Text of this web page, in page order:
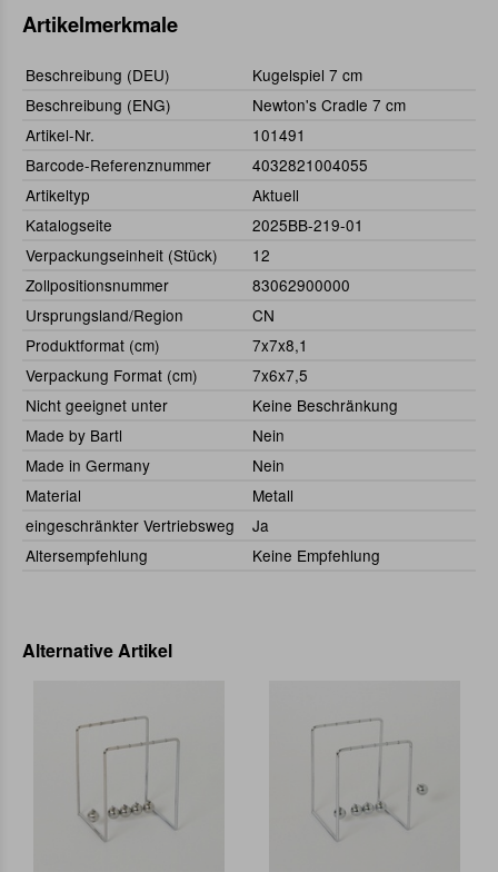
Artikelmerkmale
Beschreibung (DEU)
Kugelspiel 7 cm
Beschreibung (ENG)
Newton's Cradle 7 cm
Artikel-Nr.
101491
Barcode-Referenznummer
4032821004055
Artikeltyp
Aktuell
Katalogseite
2025BB-219-01
Verpackungseinheit (Stück)
12
Zollpositionsnummer
83062900000
Ursprungsland/Region
CN
Produktformat (cm)
7x7x8,1
Verpackung Format (cm)
7x6x7,5
Nicht geeignet unter
Keine Beschränkung
Made by Bartl
Nein
Made in Germany
Nein
Material
Metall
eingeschränkter Vertriebsweg
Ja
Altersempfehlung
Keine Empfehlung
Alternative Artikel